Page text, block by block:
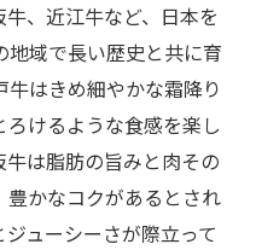
、近江牛など、日本を
域で長い歴史と共に育
はきめ細やかな霜降り
けるような食感を楽し
は脂肪の旨みと肉その
かなコクがあるとされ
ューシーさが際立って